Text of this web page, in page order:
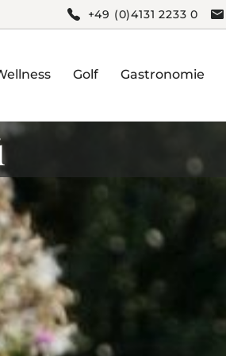
+49 (0)4131 2233 0
Golf Gastronomie